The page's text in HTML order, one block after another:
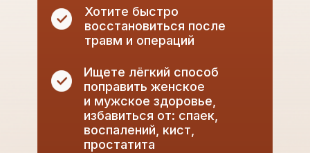
Хотите быстро
восстановиться после
травм и операций
Ищете лёгкий способ
поправить женское
и мужское здоровье,
избавиться от: спаек,
воспалений, кист,
простатита